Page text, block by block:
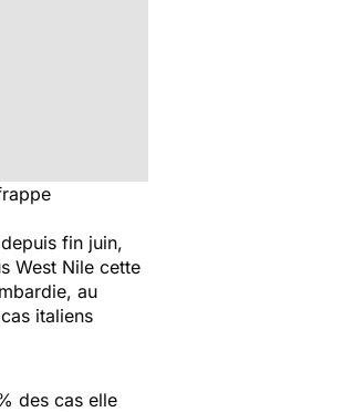
fin juin,
West Nile cette
au
italiens
des cas elle